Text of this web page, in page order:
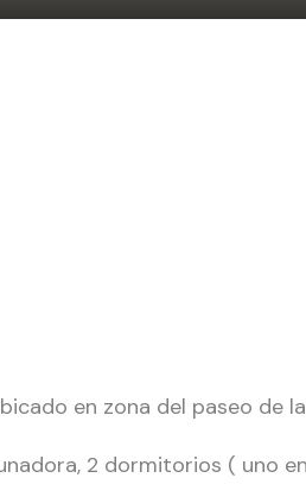
en zona del paseo de
2 dormitorios ( uno